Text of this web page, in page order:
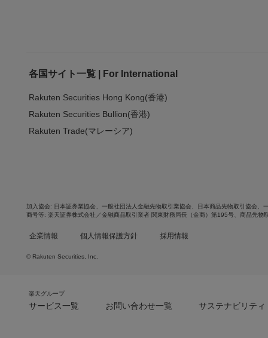
各国サイト一覧 | For International
Rakuten Securities Hong Kong(香港)
Rakuten Securities Bullion(香港)
Rakuten Trade(マレーシア)
加入協会 日本証券業協会 一般社団法人金融先物取引業協会 日本商品先物取引協会
商号等
楽天証券株式会社／金融商品取引業者 関東財務局長（金商）第195号、商品先物
企業情報 個人情報保護方針 採用情報
© Rakuten Securities, Inc.
楽天グループ
サービス一覧 お問い合わせ一覧 サステナビリティ